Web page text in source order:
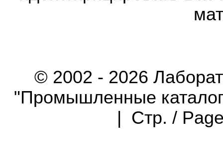
© 2002 - 2026
"Промышленные
| Стр. /